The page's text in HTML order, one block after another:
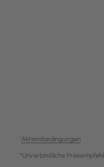
¹Aktionsbedingungen
*Unverbindliche